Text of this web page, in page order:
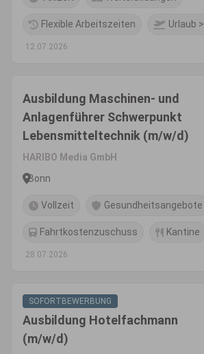
Flexible Arbeitszeiten Urlaub
12.07.2026
Ausbildung Maschinen- und
Anlagenführer Schwerpunkt
Lebensmitteltechnik (m/w/d)
HARIBO Media GmbH
Bonn
Vollzeit Gesundheitsangebote
Fahrtkostenzuschuss Kantine
28.07.2026
SOFORTBEWERBUNG
Ausbildung Hotelfachmann
(m/w/d)